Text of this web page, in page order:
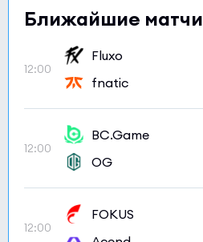
Ближайшие матчи
12:00
Fluxo
fnatic
12:00
BC.Game
OG
12:00
FOKUS